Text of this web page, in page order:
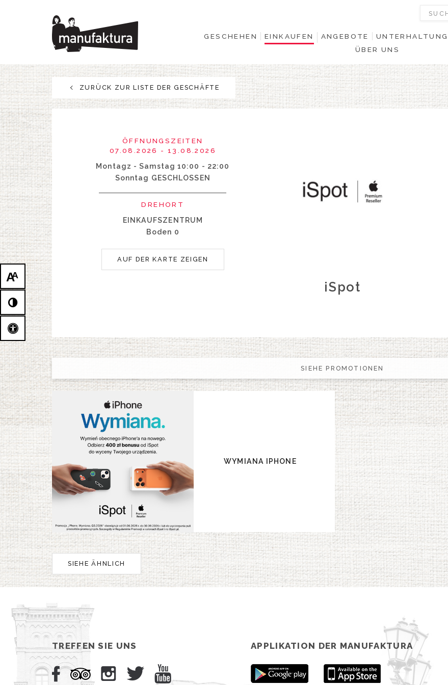
AA
GESCHEHEN EINKAUFEN ANGEBOTE UNTERHALTUNG
ÜBER UNS
GESCHEHEN
EINKAUFEN
ANGEBOTE
UNTERHALTUNG
RESTAURANTS
PLAN
ÜBER UNS
ZURÜCK ZUR LISTE DER GESCHÄFTE
ÖFFNUNGSZEITEN
07.08.2026 - 13.08.2026
Montagz - Samstag 10:00 - 22:00
Sonntag GESCHLOSSEN
DREHORT
EINKAUFSZENTRUM
Boden 0
AUF DER KARTE ZEIGEN
iSpot
SIEHE PROMOTIONEN
WYMIANA IPHONE
SIEHE ÄHNLICH
TREFFEN SIE UNS APPLIKATION DER MANUFAKTURA